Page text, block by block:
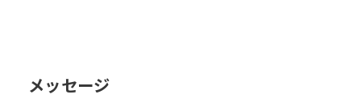
メッセージ